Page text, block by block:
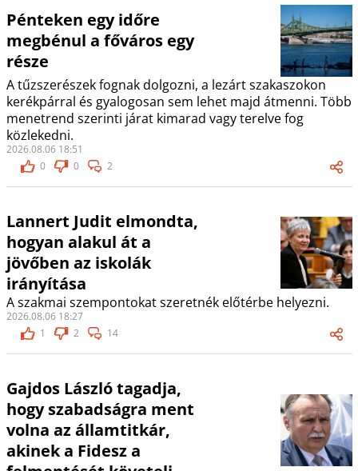
Pénteken egy időre
megbénul a főváros egy
része
A tűzszerészek fognak dolgozni, a lezárt szakaszokon
kerékpárral és gyalogosan sem lehet majd átmenni. Több
menetrend szerinti járat kimarad vagy terelve fog
közlekedni.
2026.08.06 18:51
0
0 2
Lannert Judit elmondta,
hogyan alakul át a
jövőben az iskolák
irányítása
A szakmai szempontokat szeretnék előtérbe helyezni.
2026.08.06 18:27
1
2 14
Gajdos László tagadja,
hogy szabadságra ment
volna az államtitkár,
akinek a Fidesz a